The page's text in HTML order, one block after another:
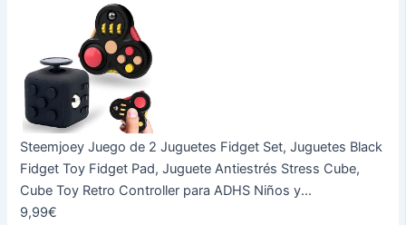
Steemjoey Juego de 2 Juguetes Fidget Set, Juguetes Black
Fidget Toy Fidget Pad, Juguete Antiestrés Stress Cube,
Cube Toy Retro Controller para ADHS Niños y...
9,99€